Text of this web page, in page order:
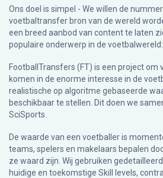
Ons doel is simpel - We willen de
voetbaltransfer bron van de wereld
een breed aanbod van content te laten
populaire onderwerp in de
FootballTransfers (FT) is een project
komen in de enorme interesse in de
realistische op algoritme gebaseerde
beschikbaar te stellen. Dit doen we
SciSports
De waarde van een voetballer is
teams, spelers en makelaars bepalen
ze waard zijn. Wij gebruiken
huidige en toekomstige Skill levels,